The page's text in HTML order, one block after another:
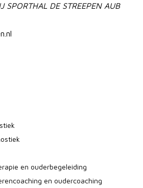
SPORTHAL DE STREEPEN AUB
en ouderbegeleiding
en oudercoaching